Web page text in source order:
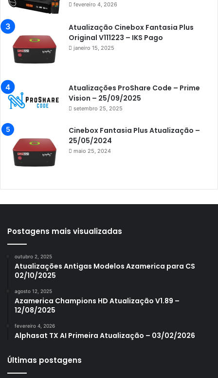
Azamerica Champions IPTV
Azamerica Extremo IPTV
Azamerica F92 Plus
Azamerica Gold
Azamerica i7 IPTV
Azamerica King
Azamerica King GX PRO
Azamerica King IPTV
Azamerica Mobi
Azamerica S1005
Azamerica S1006 Plus
Azamerica S1007 New
Azamerica S1007 Plus
Azamerica S1009
Azamerica S2005
fevereiro 4, 2026
Atualização Cinebox Fantasia Plus
Original V111223 – IKS Pago
janeiro 15, 2025
Atualizações ProShare Code – Prime
Vision – 25/09/2025
setembro 25, 2025
Cinebox Fantasia Plus Atualização –
25/05/2024
maio 25, 2024
Postagens mais visualizadas
outubro 2, 2025
Atualizações Antigas Modelos Azamerica para CS
02/10/2025
agosto 12, 2025
Azamerica Champions HD Atualização V1.89 –
12/08/2025
fevereiro 4, 2026
Alphasat TX AI Primeira Atualização – 03/02/2026
Últimas postagens